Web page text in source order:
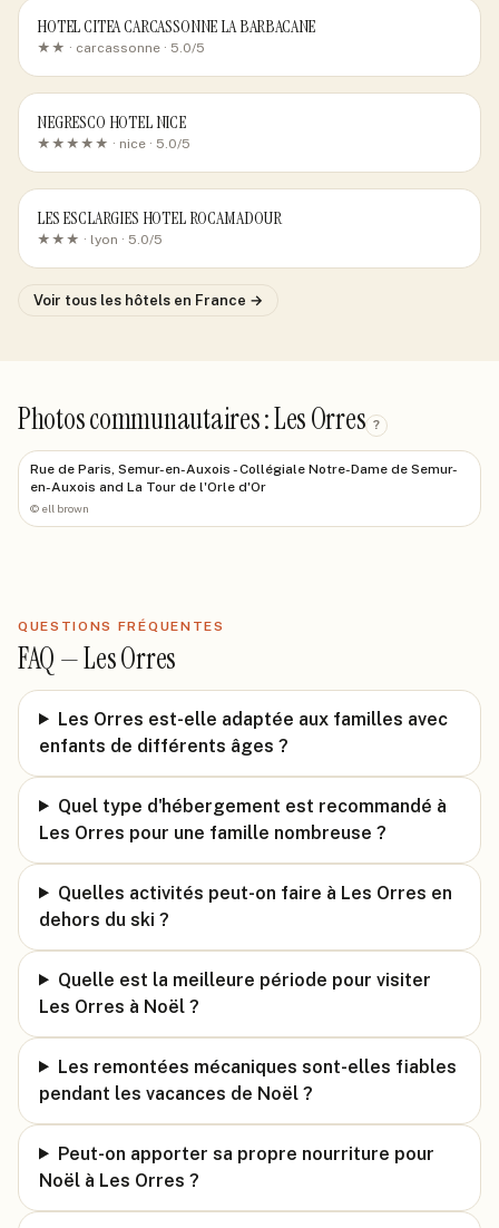
HOTEL CITEA CARCASSONNE LA BARBACANE
★★ · carcassonne · 5.0/5
NEGRESCO HOTEL NICE
★★★★★ · nice · 5.0/5
LES ESCLARGIES HOTEL ROCAMADOUR
★★★ · lyon · 5.0/5
Voir tous les hôtels en France →
Photos communautaires : Les Orres ?
Rue de Paris, Semur-en-Auxois - Collégiale Notre-Dame de Semur-
en-Auxois and La Tour de l'Orle d'Or
© ell brown
QUESTIONS FRÉQUENTES
FAQ —Les Orres
Les Orres est-elle adaptée aux familles avec
enfants de différents âges ?
Quel type d'hébergement est recommandé à
Les Orres pour une famille nombreuse ?
Quelles activités peut-on faire à Les Orres en
dehors du ski ?
Quelle est la meilleure période pour visiter
Les Orres à Noël ?
Les remontées mécaniques sont-elles fiables
pendant les vacances de Noël ?
Peut-on apporter sa propre nourriture pour
Noël à Les Orres ?